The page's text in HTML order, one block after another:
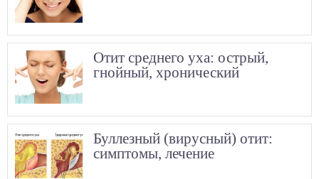
Отит среднего уха: острый,
гнойный, хронический
Буллезный (вирусный) отит:
симптомы, лечение